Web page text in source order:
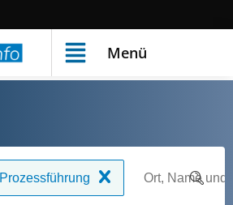
Menü
Prozessführung